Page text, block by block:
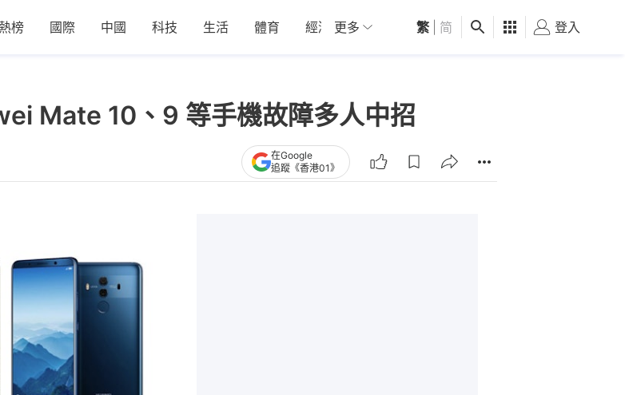
榜 國際 中國 科技 生活 體育 經濟 01深圳 觀點 健康 好食玩飛
更多 繁 简 登入
Mate 10、9 等手機故障多人中招
在Google
追蹤《香港01》